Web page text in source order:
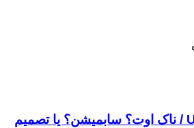
صندوقچه اسرار UFC / ناک اوت؟ سابمیشن؟ یا تصمیم